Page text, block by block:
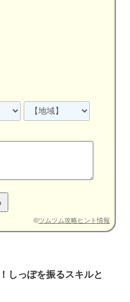
©ツムツム攻略ヒント情報
しっぽを振るスキルと